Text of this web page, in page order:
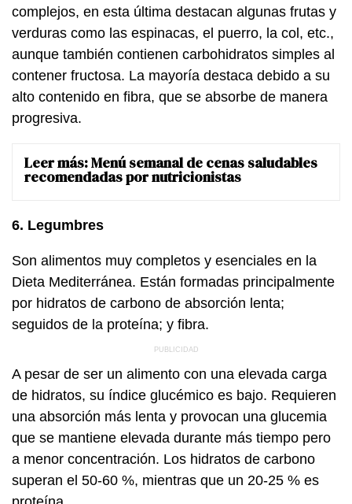
complejos, en esta última destacan algunas frutas y
verduras como las espinacas, el puerro, la col, etc.,
aunque también contienen carbohidratos simples al
contener fructosa. La mayoría destaca debido a su
alto contenido en fibra, que se absorbe de manera
progresiva.
Leer más:Menú semanal de cenas saludables
recomendadas por nutricionistas
6. Legumbres
Son alimentos muy completos y esenciales en la
Dieta Mediterránea. Están formadas principalmente
por hidratos de carbono de absorción lenta;
seguidos de la proteína; y fibra.
A pesar de ser un alimento con una elevada carga
de hidratos, su índice glucémico es bajo. Requieren
una absorción más lenta y provocan una glucemia
que se mantiene elevada durante más tiempo pero
a menor concentración. Los hidratos de carbono
superan el 50-60 %, mientras que un 20-25 % es